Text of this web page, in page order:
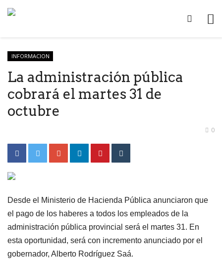
INFORMACION
La administración pública
cobrará el martes 31 de
octubre
0
Desde el Ministerio de Hacienda Pública anunciaron que
el pago de los haberes a todos los empleados de la
administración pública provincial será el martes 31. En
esta oportunidad, será con incremento anunciado por el
gobernador, Alberto Rodríguez Saá.